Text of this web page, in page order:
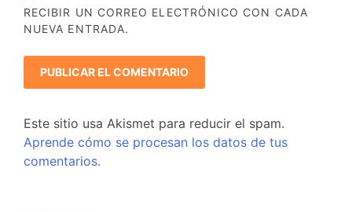
RECIBIR UN CORREO ELECTRÓNICO CON CADA
NUEVA ENTRADA.
Este sitio usa Akismet para reducir el spam.
Aprende cómo se procesan los datos de tus
comentarios.